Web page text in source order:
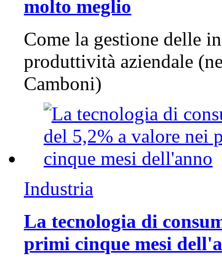
molto meglio
Come la gestione delle
produttività aziendale
Camboni)
Industria
La tecnologia di
primi cinque mesi